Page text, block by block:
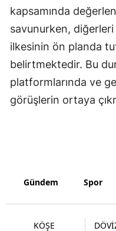
kapsamında
savunurken,
ilkesinin ön planda
belirtmektedir. Bu
platformlarında ve
görüşlerin ortaya
Gündem Spor
KÖŞE